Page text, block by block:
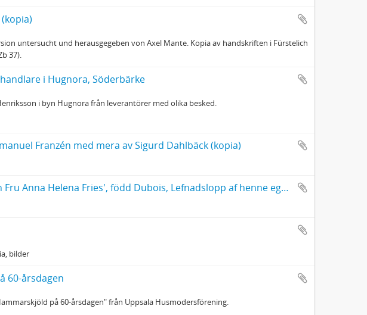
untersucht und herausgegeben von Axel Mante. Kopia av handskriften i Fürstelich
37).
i Hugnora, Söderbärke
i byn Hugnora från leverantörer med olika besked.
Franzén med mera av Sigurd Dahlbäck (kopia)
Afskrift af Minnen ur Öfverste-Leutnanskan Fru Anna Helena Fries', född Dubois, Lefnadslopp af henne egenhändigt sammanskrifne
bilder
60-årsdagen
på 60-årsdagen" från Uppsala Husmodersförening.